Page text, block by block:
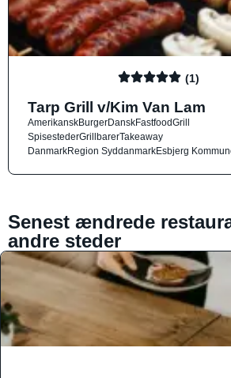
(1)
Tarp Grill v/Kim Van Lam
AmerikanskBurgerDanskFastfoodGrill
SpisestederGrillbarerTakeaway
DanmarkRegion SyddanmarkEsbjerg
Senest ændrede
andre steder